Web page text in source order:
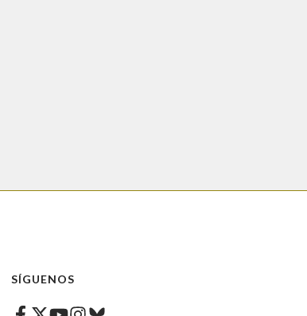
SÍGUENOS
Facebook
Twitter
Youtube
Instagram
Bluesky